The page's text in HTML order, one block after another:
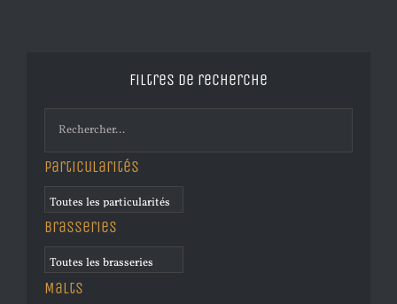
Filtres de recherche
Particularités
Brasseries
Malts